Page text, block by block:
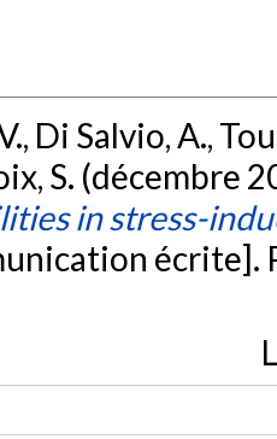
Di Salvio, A.,
S. (décembre
in stress-
écrite].